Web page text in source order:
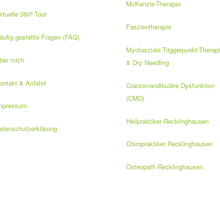
360º-Tour
gestellte Fragen (FAQ)
mich
& Anfahrt
McKenzie-Therapie
Faszientherapie
Myofasziale Triggerpunkt-
& Dry Needling
Craniomandibuläre Dysfunktion
(CMD)
Heilpraktiker Recklinghausen
Chiropraktiker Recklinghausen
Osteopath Recklinghausen